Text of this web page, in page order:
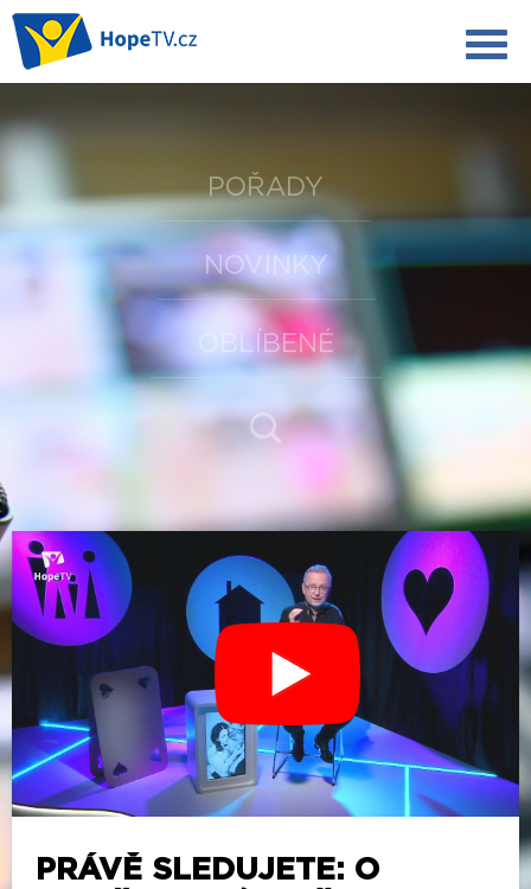
POŘADY
NOVINKY
OBLÍBENÉ
PRÁVĚ SLEDUJETE: O